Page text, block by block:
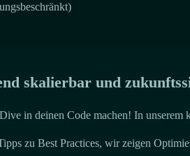
skalierbar und
in deinen Code machen! In
zu Best Practices, wir zeigen